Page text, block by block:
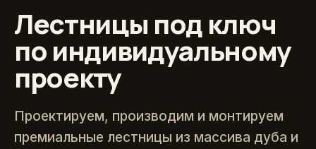
Лестницы под ключ
по индивидуальному
проекту
Проектируем, производим и монтируем
премиальные лестницы из массива дуба и